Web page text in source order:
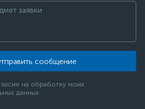
сообщение
на обработку моих
данных